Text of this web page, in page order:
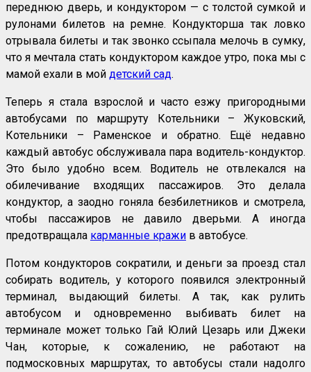
переднюю дверь, и кондуктором — с толстой сумкой и
рулонами билетов на ремне. Кондукторша так ловко
отрывала билеты и так звонко ссыпала мелочь в сумку,
что я мечтала стать кондуктором каждое утро, пока мы с
мамой ехали в мой детский сад.
Теперь я стала взрослой и часто езжу пригородными
автобусами по маршруту Котельники – Жуковский,
Котельники – Раменское и обратно. Ещё недавно
каждый автобус обслуживала пара водитель-кондуктор.
Это было удобно всем. Водитель не отвлекался на
обилечивание входящих пассажиров. Это делала
кондуктор, а заодно гоняла безбилетников и смотрела,
чтобы пассажиров не давило дверьми. А иногда
предотвращала карманные кражи в автобусе.
Потом кондукторов сократили, и деньги за проезд стал
собирать водитель, у которого появился электронный
терминал, выдающий билеты. А так, как рулить
автобусом и одновременно выбивать билет на
терминале может только Гай Юлий Цезарь или Джеки
Чан, которые, к сожалению, не работают на
подмосковных маршрутах, то автобусы стали надолго